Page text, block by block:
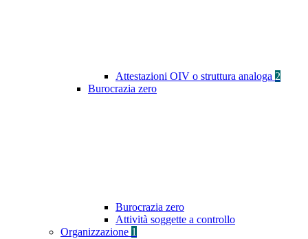
Attestazioni OIV o struttura analoga 2
Burocrazia zero
Burocrazia zero
Attività soggette a controllo
Organizzazione 1